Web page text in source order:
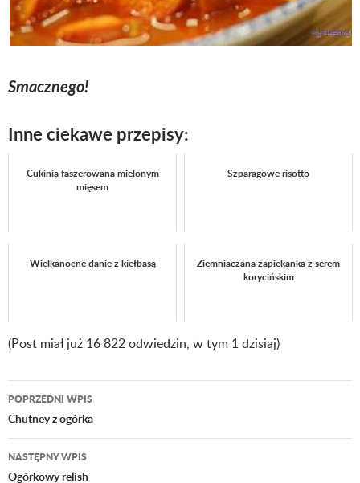
Smacznego!
Inne ciekawe przepisy:
Cukinia faszerowana mielonym
mięsem
Szparagowe risotto
Wielkanocne danie z kiełbasą
Ziemniaczana zapiekanka z serem
korycińskim
(Post miał już 16 822 odwiedzin, w tym 1 dzisiaj)
Nawigacja
wpisu
POPRZEDNI WPIS
Chutney z ogórka
NASTĘPNY WPIS
Ogórkowy relish